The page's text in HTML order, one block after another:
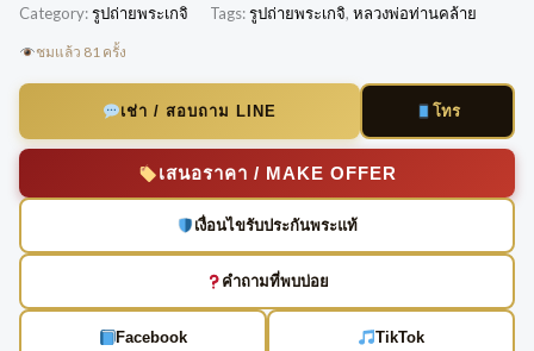
Category:รูปถ่ายพระเกจิ Tags:รูปถ่ายพระเกจิ, หลวงพ่อท่านคล้าย
ชมแล้ว 81 ครั้ง
เช่า / สอบถาม LINE โทร
เสนอราคา / MAKE OFFER
เงื่อนไขรับประกันพระแท้
คำถามที่พบบ่อย
Facebook TikTok